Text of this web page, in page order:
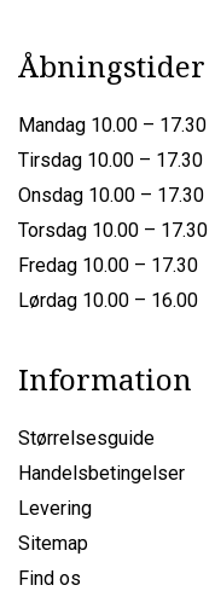
Åbningstider
Mandag 10.00 – 17.30
Tirsdag 10.00 – 17.30
Onsdag 10.00 – 17.30
Torsdag 10.00 – 17.30
Fredag 10.00 – 17.30
Lørdag 10.00 – 16.00
Information
Størrelsesguide
Handelsbetingelser
Levering
Sitemap
Find os